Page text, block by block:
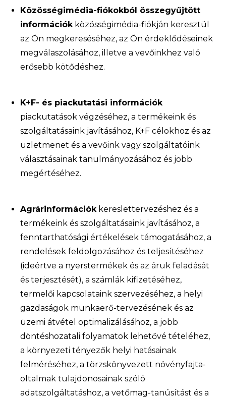
Közösségimédia-fiókokból összegyűjtött
információkközösségimédia-fiókján keresztül
az Ön megkereséséhez, az Ön érdeklődéseinek
megválaszolásához, illetve a vevőinkhez való
erősebb kötődéshez.
K+F- és piackutatási információk
piackutatások végzéséhez, a termékeink és
szolgáltatásaink javításához, K+F célokhoz és az
üzletmenet és a vevőink vagy szolgáltatóink
választásainak tanulmányozásához és jobb
megértéséhez.
Agrárinformációkkereslettervezéshez és a
termékeink és szolgáltatásaink javításához, a
fenntarthatósági értékelések támogatásához, a
rendelések feldolgozásához és teljesítéséhez
(ideértve a nyerstermékek és az áruk feladását
és terjesztését), a számlák kifizetéséhez,
termelői kapcsolataink szervezéséhez, a helyi
gazdaságok munkaerő-tervezésének és az
üzemi átvétel optimalizálásához, a jobb
döntéshozatali folyamatok lehetővé tételéhez,
a környezeti tényezők helyi hatásainak
felméréséhez, a törzskönyvezett növényfajta-
oltalmak tulajdonosainak szóló
adatszolgáltatáshoz, a vetőmag-tanúsítást és a